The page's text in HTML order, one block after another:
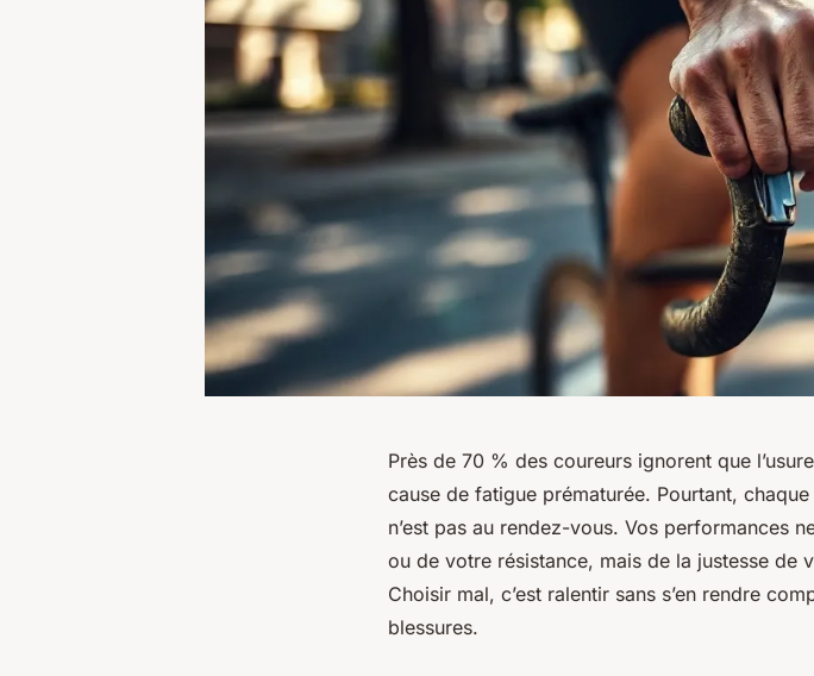
Près de 70 % des coureurs ignorent que
cause de fatigue prématurée. Pourtant,
n’est pas au rendez-vous. Vos performances
ou de votre résistance, mais de la justesse de
Choisir mal, c’est ralentir sans s’en rendre
blessures.